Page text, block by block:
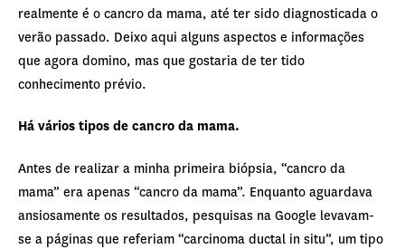
realmente é o cancro da mama, até ter sido diagnosticada o
verão passado. Deixo aqui alguns aspectos e informações
que agora domino, mas que gostaria de ter tido
conhecimento prévio.
Há vários tipos de cancro da mama.
Antes de realizar a minha primeira biópsia, “cancro da
mama” era apenas “cancro da mama”. Enquanto aguardava
ansiosamente os resultados, pesquisas na Google levavam-
se a páginas que referiam “carcinoma ductal in situ”, um tipo